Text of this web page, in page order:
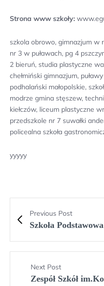
Strona www szkoły:
szkola obrowo, gimnazjum w
nr 3 w puławach, pg 4
2 bieruń, studia plastyczne
chełmiński gimnazjum,
podhalański małopolskie,
modrze gmina stęszew,
kiełczów, liceum plastyczne
przedszkole nr 7 suwałki
policealna szkoła
yyyyy
Previous Post
Szkoła
Next Post
Zespół Szkół